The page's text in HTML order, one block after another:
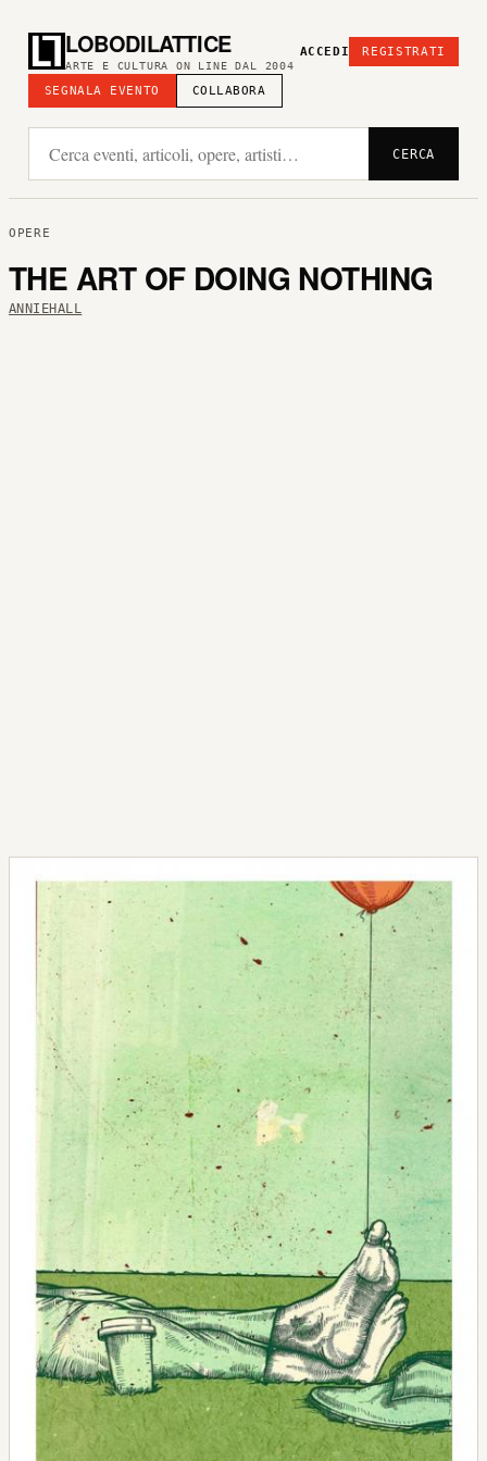
LOBODILATTICE
ARTE E CULTURA ON LINE DAL 2004
SEGNALA EVENTO COLLABORA
ACCEDI REGISTRATI
CERCA
OPERE
THE ART OF DOING NOTHING
ANNIEHALL